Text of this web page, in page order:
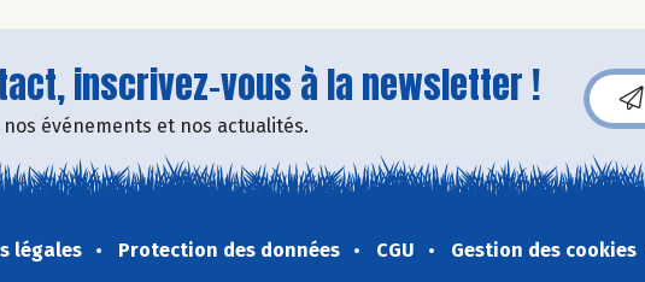
inscrivez-vous à la newsletter !
événements et nos actualités.
légales Protection des données CGU Gestion des cookies